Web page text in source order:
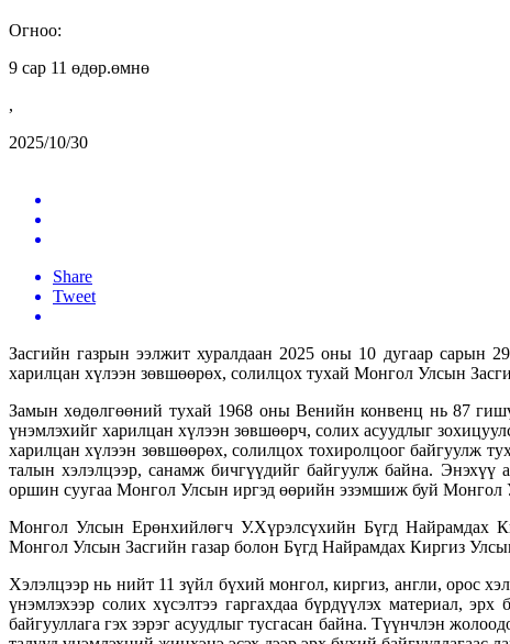
Огноо:
9 сар 11 өдөр.өмнө
,
2025/10/30
Share
Tweet
Засгийн газрын ээлжит хуралдаан 2025 оны 10 дугаар сарын
харилцан хүлээн зөвшөөрөх, солилцох тухай Монгол Улсын
Замын хөдөлгөөний тухай 1968 оны Венийн конвенц нь 87
үнэмлэхийг харилцан хүлээн зөвшөөрч, солих асуудлыг
харилцан хүлээн зөвшөөрөх, солилцох тохиролцоог байгуулж
талын хэлэлцээр, санамж бичгүүдийг байгуулж байна.
оршин суугаа Монгол Улсын иргэд өөрийн эзэмшиж буй Монгол
Монгол Улсын Ерөнхийлөгч У.Хүрэлсүхийн Бүгд Найрамдах
Монгол Улсын Засгийн газар болон Бүгд Найрамдах Киргиз
Хэлэлцээр нь нийт 11 зүйл бүхий монгол, киргиз, англи, орос
үнэмлэхээр солих хүсэлтээ гаргахдаа бүрдүүлэх материал,
байгууллага гэх зэрэг асуудлыг тусгасан байна. Түүнчлэн